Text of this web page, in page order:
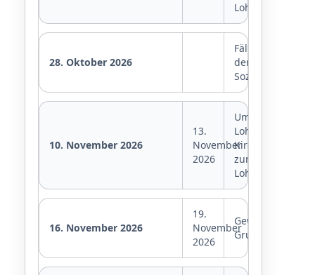
Lohnsteuer
28. Oktober 2026
Fälligkeit
der
10. November 2026
13.
November
2026
Umsatzsteuer,
Lohnsteuer,
Kirchensteuer
zur
Lohnsteuer
16. November 2026
19.
November
2026
Gewerbesteuer,
Grundsteuer